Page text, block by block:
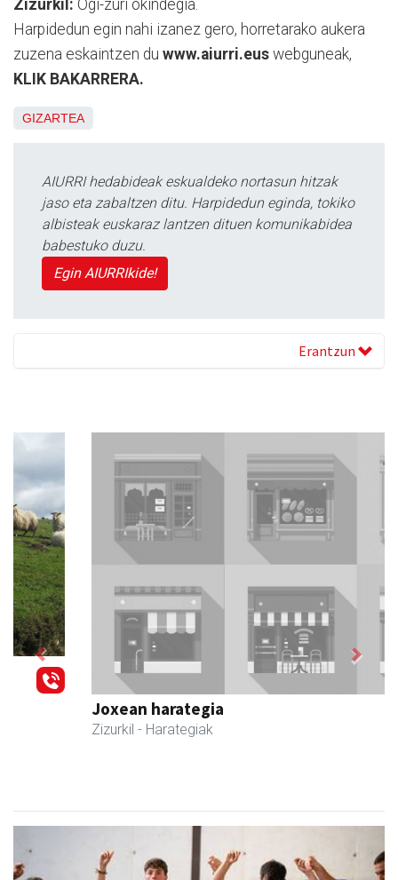
Zizurkil: Ogi-zuri okindegia.
Harpidedun egin nahi izanez gero, horretarako aukera
zuzena eskaintzen du www.aiurri.eus webguneak,
KLIK BAKARRERA.
GIZARTEA
AIURRI hedabideak eskualdeko nortasun hitzak
jaso eta zabaltzen ditu. Harpidedun eginda, tokiko
albisteak euskaraz lantzen dituen komunikabidea
babestuko duzu.
Egin AIURRIkide!
Erantzun
Joxean harategia
- Harategiak
Previous Next